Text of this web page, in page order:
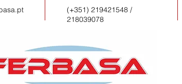
(+351) 219421548 /
218039078